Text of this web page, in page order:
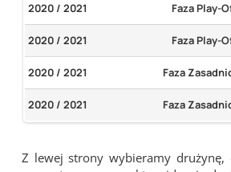
2020 / 2021 Faza Play-
2020 / 2021 Faza Play-
2020 / 2021 Faza
2020 / 2021 Faza
Z lewej strony wybieramy drużynę,